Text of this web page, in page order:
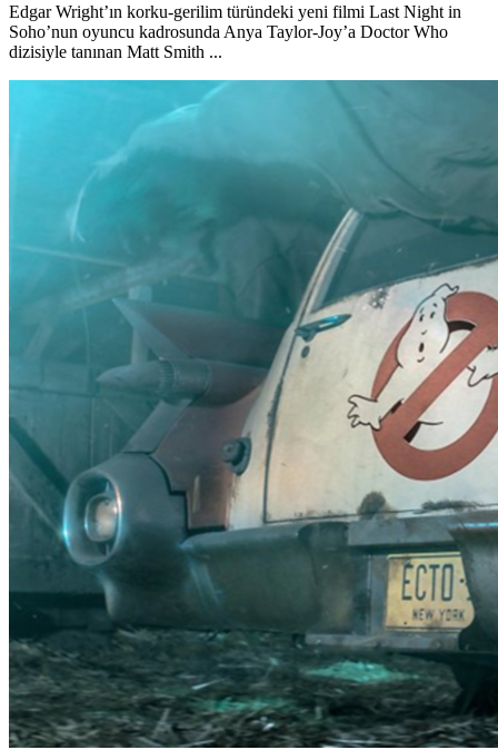
Edgar Wright’ın korku-gerilim türündeki yeni filmi Last Night in
Soho’nun oyuncu kadrosunda Anya Taylor-Joy’a Doctor Who
dizisiyle tanınan Matt Smith ...